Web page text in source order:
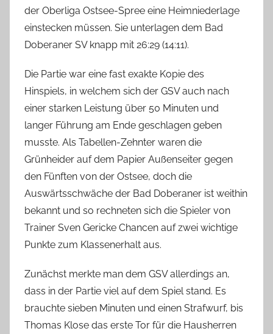
der Oberliga Ostsee-Spree eine Heimniederlage
einstecken müssen. Sie unterlagen dem Bad
Doberaner SV knapp mit 26:29 (14:11).
Die Partie war eine fast exakte Kopie des
Hinspiels, in welchem sich der GSV auch nach
einer starken Leistung über 50 Minuten und
langer Führung am Ende geschlagen geben
musste. Als Tabellen-Zehnter waren die
Grünheider auf dem Papier Außenseiter gegen
den Fünften von der Ostsee, doch die
Auswärtsschwäche der Bad Doberaner ist weithin
bekannt und so rechneten sich die Spieler von
Trainer Sven Gericke Chancen auf zwei wichtige
Punkte zum Klassenerhalt aus.
Zunächst merkte man dem GSV allerdings an,
dass in der Partie viel auf dem Spiel stand. Es
brauchte sieben Minuten und einen Strafwurf, bis
Thomas Klose das erste Tor für die Hausherren